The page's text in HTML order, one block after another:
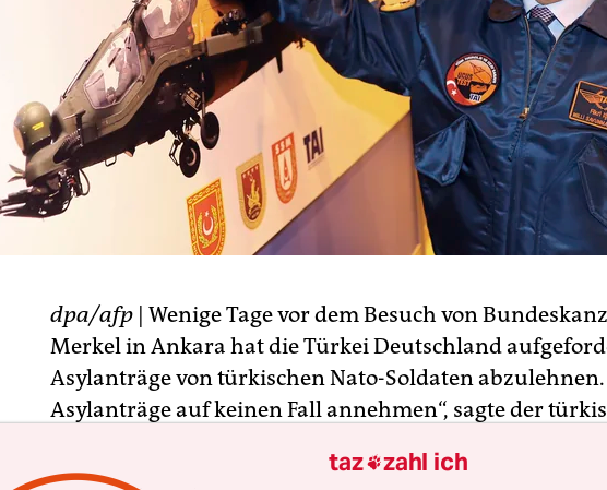
dpa/afp | Wenige Tage vor dem Besuch von
Merkel in Ankara hat die Türkei Deutschland
Asylanträge von türkischen Nato-Soldaten
Asylanträge auf keinen Fall annehmen“, sagte der
vom Montag. Den Anträgen stattzugeben „würde sehr
taz zahl ich